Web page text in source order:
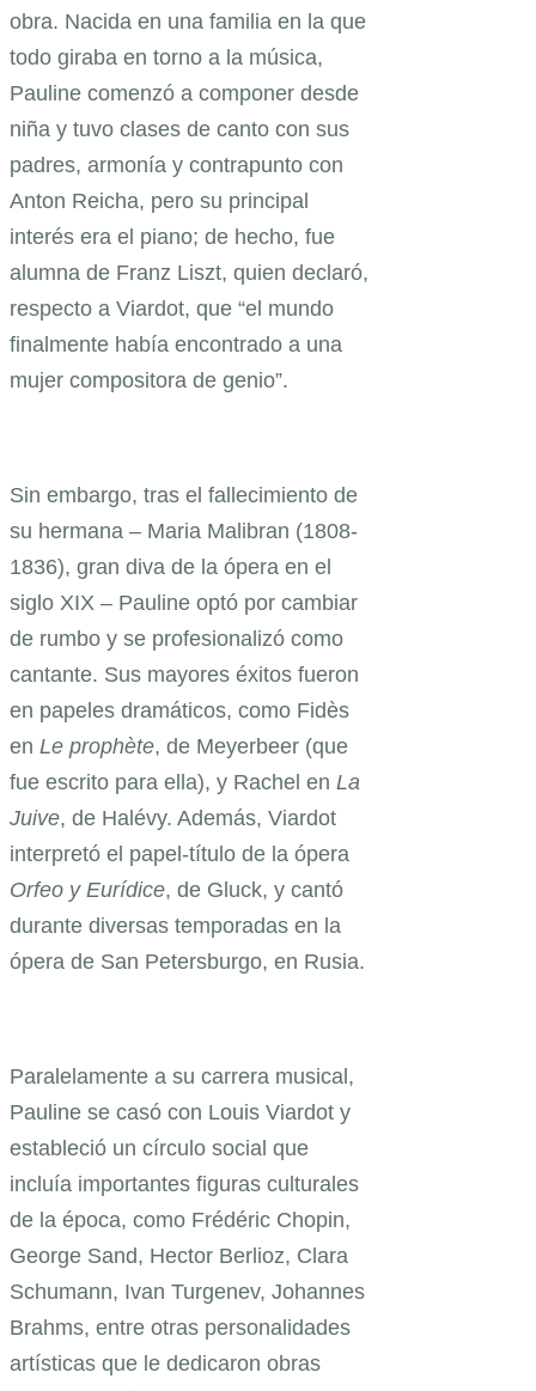
obra. Nacida en una familia en la que
todo giraba en torno a la música,
Pauline comenzó a componer desde
niña y tuvo clases de canto con sus
padres, armonía y contrapunto con
Anton Reicha, pero su principal
interés era el piano; de hecho, fue
alumna de Franz Liszt, quien declaró,
respecto a Viardot, que “el mundo
finalmente había encontrado a una
mujer compositora de genio”.
Sin embargo, tras el fallecimiento de
su hermana – Maria Malibran (1808-
1836), gran diva de la ópera en el
siglo XIX – Pauline optó por cambiar
de rumbo y se profesionalizó como
cantante. Sus mayores éxitos fueron
en papeles dramáticos, como Fidès
en Le prophète, de Meyerbeer (que
fue escrito para ella), y Rachel en La
Juive, de Halévy. Además, Viardot
interpretó el papel-título de la ópera
Orfeo y Eurídice, de Gluck, y cantó
durante diversas temporadas en la
ópera de San Petersburgo, en Rusia.
Paralelamente a su carrera musical,
Pauline se casó con Louis Viardot y
estableció un círculo social que
incluía importantes figuras culturales
de la época, como Frédéric Chopin,
George Sand, Hector Berlioz, Clara
Schumann, Ivan Turgenev, Johannes
Brahms, entre otras personalidades
artísticas que le dedicaron obras